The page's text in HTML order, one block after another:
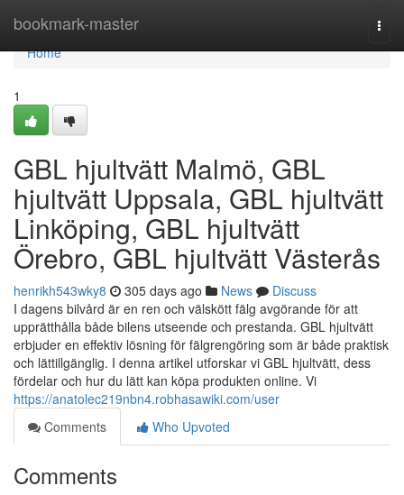
bookmark-master
Home
Home
1
GBL hjultvätt Malmö, GBL
hjultvätt Uppsala, GBL hjultvätt
Linköping, GBL hjultvätt
Örebro, GBL hjultvätt Västerås
henrikh543wky8 305 days ago News
Discuss
I dagens bilvård är en ren och välskött fälg avgörande för att
upprätthålla både bilens utseende och prestanda. GBL hjultvätt
erbjuder en effektiv lösning för fälgrengöring som är både praktisk
och lättillgänglig. I denna artikel utforskar vi GBL hjultvätt, dess
fördelar och hur du lätt kan köpa produkten online. Vi
https://anatolec219nbn4.robhasawiki.com/user
Comments
Who Upvoted
Comments